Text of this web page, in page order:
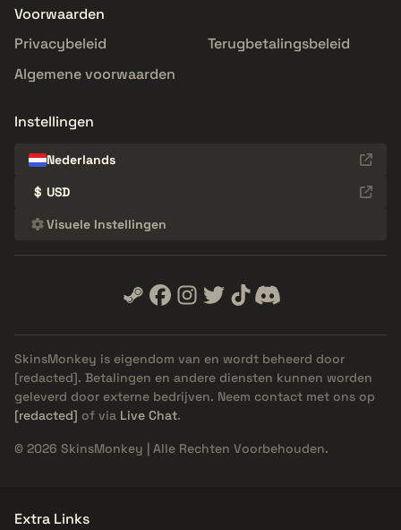
Voorwaarden
Privacybeleid
Terugbetalingsbeleid
Algemene voorwaarden
Instellingen
Nederlands
$ USD
Visuele Instellingen
SkinsMonkey is eigendom van en wordt beheerd door
[redacted]. Betalingen en andere diensten kunnen worden
geleverd door externe bedrijven. Neem contact met ons op
[redacted] of via Live Chat.
© 2026 SkinsMonkey | Alle Rechten Voorbehouden.
Extra Links